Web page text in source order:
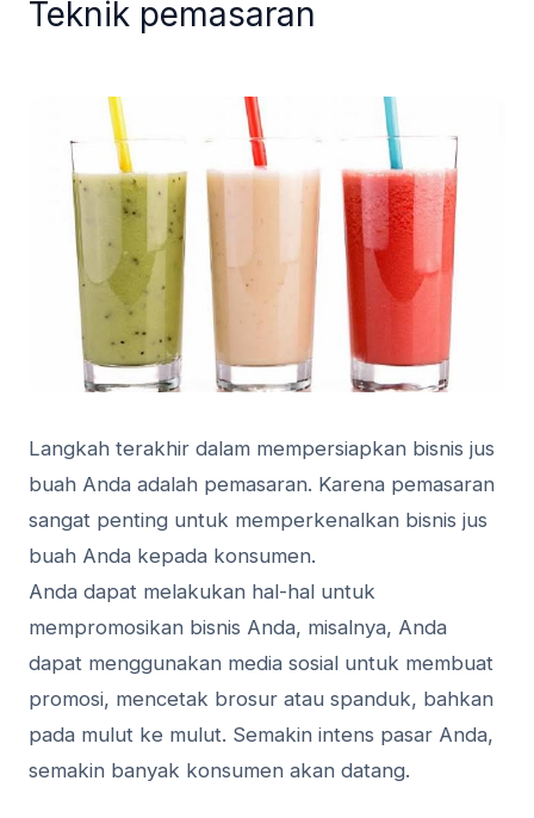
Teknik pemasaran
Langkah terakhir dalam mempersiapkan bisnis jus
buah Anda adalah pemasaran. Karena pemasaran
sangat penting untuk memperkenalkan bisnis jus
buah Anda kepada konsumen.
Anda dapat melakukan hal-hal untuk
mempromosikan bisnis Anda, misalnya, Anda
dapat menggunakan media sosial untuk membuat
promosi, mencetak brosur atau spanduk, bahkan
pada mulut ke mulut. Semakin intens pasar Anda,
semakin banyak konsumen akan datang.